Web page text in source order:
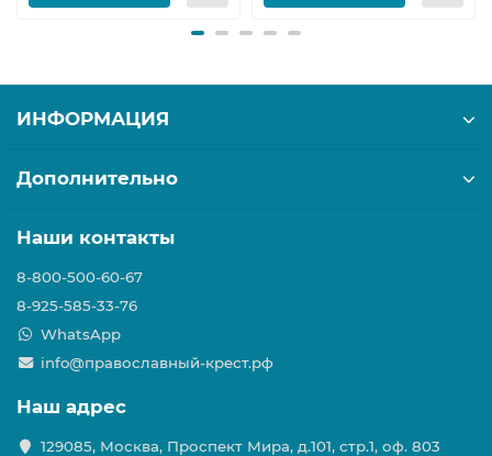
ИНФОРМАЦИЯ
Дополнительно
Наши контакты
8-800-500-60-67
8-925-585-33-76
WhatsApp
info@православный-крест.рф
Наш адрес
129085, Москва, Проспект Мира, д.101, стр.1, оф. 803